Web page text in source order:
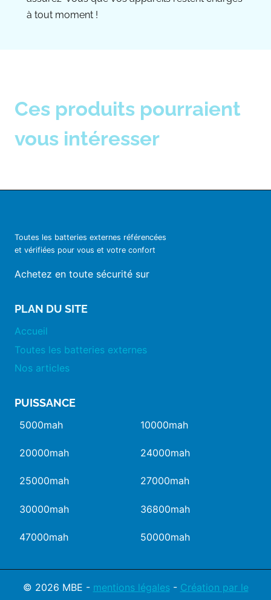
à tout moment !
Ces produits pourraient
vous intéresser
Toutes les batteries externes référencées
et vérifiées pour vous et votre confort
Achetez en toute sécurité sur
PLAN DU SITE
Accueil
Toutes les batteries externes
Nos articles
PUISSANCE
5000mah 10000mah
20000mah 24000mah
25000mah 27000mah
30000mah 36800mah
47000mah 50000mah
© 2026 MBE - mentions légales- Création par le